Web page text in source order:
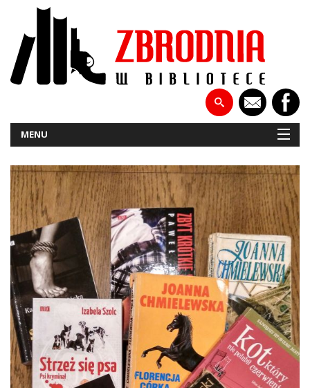
MENU
NOWOŚCI
PATRONATY
WYWIADY
RECENZJE
DO CZYTANIA
NA EKRANIE
KONTAKT